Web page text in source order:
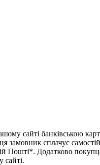
банківською
замовник сплачує
Додатково
сайті.